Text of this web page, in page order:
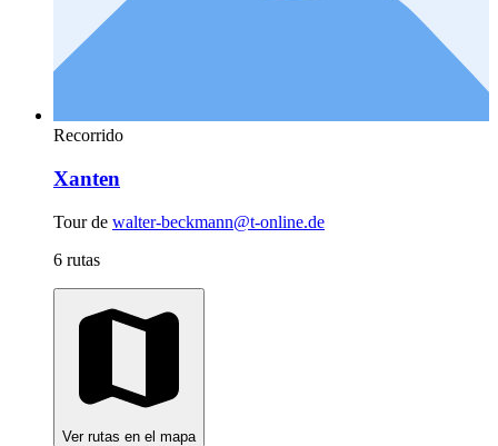
Recorrido
Xanten
Tour de walter-beckmann@t-online.de
6 rutas
Ver rutas en el mapa